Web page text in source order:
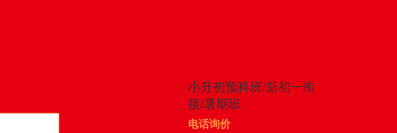
小升初预科班/新初一衔
接/暑期班
电话询价